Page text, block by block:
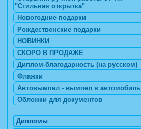
"Стильная открытка"
Новогодние подарки
Рождественские подарки
НОВИНКИ
СКОРО В ПРОДАЖЕ
Диплом-благодарность (на русском)
Флажки
Автовымпел - вымпел в автомобиль
Обложки для документов
Дипломы